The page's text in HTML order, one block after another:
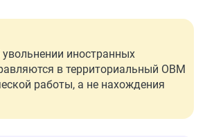
иностранных
в территориальный ОВМ
работы, а не нахождения